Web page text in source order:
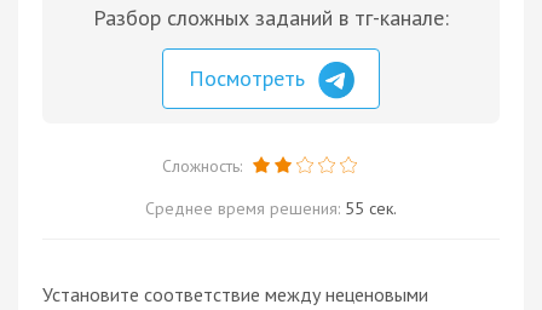
Разбор сложных заданий в тг-канале:
Посмотреть
Сложность:
Среднее время решения: 55 сек.
Установите соответствие между неценовыми